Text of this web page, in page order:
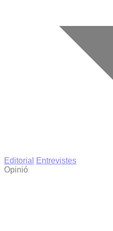
Editorial
Entrevistes
Opinió